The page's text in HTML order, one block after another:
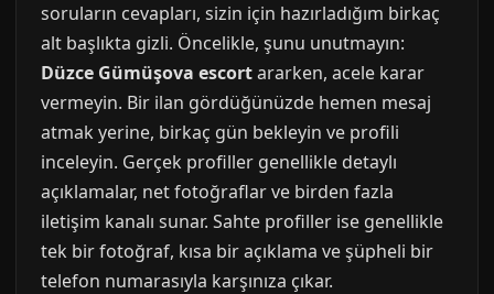
soruların cevapları, sizin için hazırladığım birkaç
alt başlıkta gizli. Öncelikle, şunu unutmayın:
Düzce Gümüşova escortararken, acele karar
vermeyin. Bir ilan gördüğünüzde hemen mesaj
atmak yerine, birkaç gün bekleyin ve profili
inceleyin. Gerçek profiller genellikle detaylı
açıklamalar, net fotoğraflar ve birden fazla
iletişim kanalı sunar. Sahte profiller ise genellikle
tek bir fotoğraf, kısa bir açıklama ve şüpheli bir
telefon numarasıyla karşınıza çıkar.